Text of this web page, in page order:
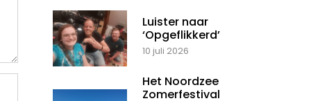
Luister naar
‘Opgeflikkerd’
10 juli 2026
Het Noordzee
Zomerfestival